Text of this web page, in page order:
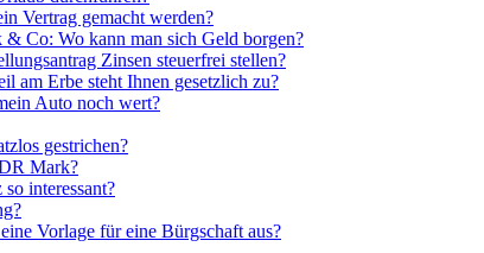
Vertrag gemacht werden?
Co: Wo kann man sich Geld borgen?
Zinsen steuerfrei stellen?
am Erbe steht Ihnen gesetzlich zu?
Auto noch wert?
gestrichen?
Mark?
interessant?
Vorlage für eine Bürgschaft aus?